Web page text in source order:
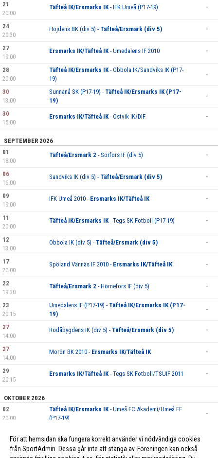
21
20:00
Täfteå IK/Ersmarks IK- IFK Umeå (P17-19) -
24
20:30
Höjdens BK (div 5) - Täfteå/Ersmark (div 5) -
27
19:00
Ersmarks IK/Täfteå IK- Umedalens IF 2010 -
28
20:00
Täfteå IK/Ersmarks IK- Obbola IK/Sandviks IK (P17-
19)
-
30
13:00
Sunnanå SK (P17-19) - Täfteå IK/Ersmarks IK (P17-
19)
-
30
15:00
Ersmarks IK/Täfteå IK- Ostvik IK/DIF -
SEPTEMBER 2026
01
18:00
Täfteå/Ersmark 2 - Sörfors IF (div 5) -
06
16:00
Sandviks IK (div 5) - Täfteå/Ersmark (div 5) -
09
19:00
IFK Umeå 2010 - Ersmarks IK/Täfteå IK -
11
20:00
Täfteå IK/Ersmarks IK- Tegs SK Fotboll (P17-19) -
12
13:00
Obbola IK (div 5) - Täfteå/Ersmark (div 5) -
17
20:00
Spöland Vännäs IF 2010 - Ersmarks IK/Täfteå IK -
22
19:30
Täfteå/Ersmark 2 - Hörnefors IF (div 5) -
23
20:15
Umedalens IF (P17-19) - Täfteå IK/Ersmarks IK (P17-
19)
-
27
14:00
Rödåbygdens IK (div 5) - Täfteå/Ersmark (div 5) -
27
14:00
Morön BK 2010 - Ersmarks IK/Täfteå IK -
29
20:15
Ersmarks IK/Täfteå IK- Tegs SK Fotboll/TSUIF 2011 -
OKTOBER 2026
02
20:00
Täfteå IK/Ersmarks IK- Umeå FC Akademi/Umeå FF
(P17-19)
-
20:15För att hemsidan ska fungera korrekt använder vi nödvändiga cookies
från SportAdmin. Dessa går inte att stänga av. Föreningen kan också